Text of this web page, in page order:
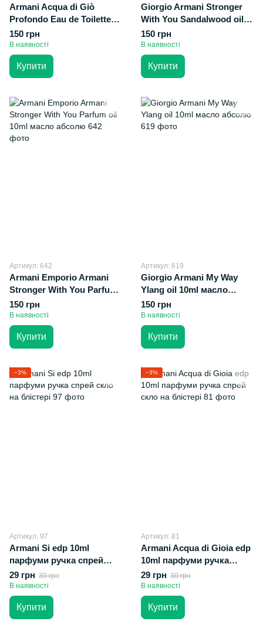
Armani Acqua di Giò
Profondo Eau de Toilette
10ml масло абсолю
150 грн
В наявності
Купити
Giorgio Armani Stronger
With You Sandalwood oil
10ml масло абсолю
150 грн
В наявності
Купити
Артикул: 642
Armani Emporio Armani
Stronger With You Parfum
oil 10ml масло абсолю
150 грн
В наявності
Купити
Артикул: 619
Giorgio Armani My Way
Ylang oil 10ml масло
абсолю
150 грн
В наявності
Купити
−3%
Артикул: 97
Armani Si edp 10ml
парфуми ручка спрей
скло на блістері
29 грн 30 грн
В наявності
Купити
−3%
Артикул: 81
Armani Acqua di Gioia edp
10ml парфуми ручка
спрей скло на блістері
29 грн 30 грн
В наявності
Купити